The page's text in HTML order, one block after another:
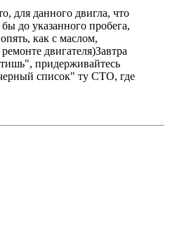
для данного двигла, что
до указанного пробега,
как с маслом,
двигателя)Завтра
придерживайтесь
список" ту СТО, где